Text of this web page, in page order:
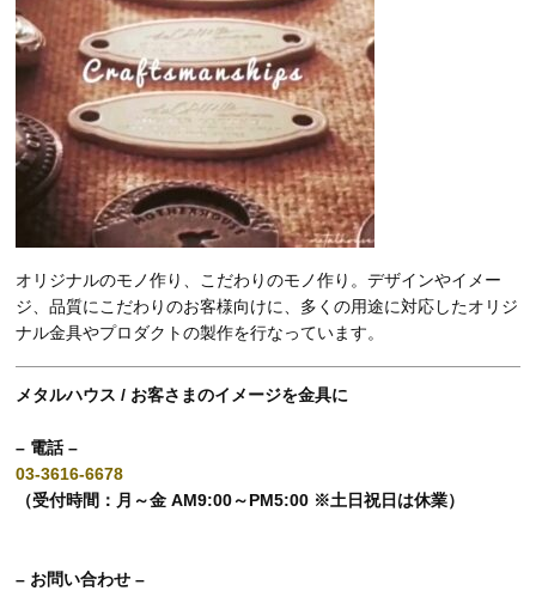
オリジナルのモノ作り、こだわりのモノ作り。デザインやイメー
ジ、品質にこだわりのお客様向けに、多くの用途に対応したオリジ
ナル金具やプロダクトの製作を行なっています。
メタルハウス / お客さまのイメージを金具に
– 電話 –
03-3616-6678
（受付時間：月～金 AM9:00～PM5:00 ※土日祝日は休業）
– お問い合わせ –